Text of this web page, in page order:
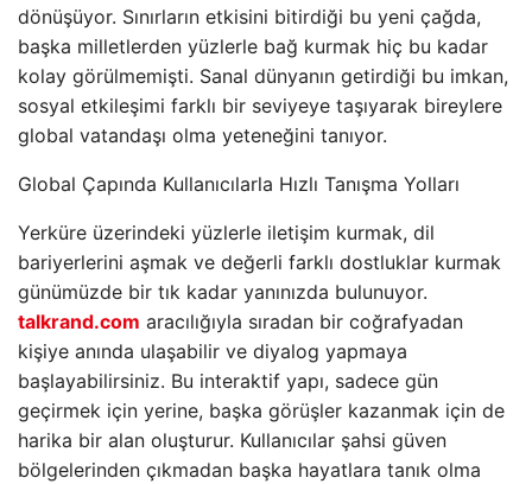
dönüşüyor. Sınırların etkisini bitirdiği bu yeni çağda,
başka milletlerden yüzlerle bağ kurmak hiç bu kadar
kolay görülmemişti. Sanal dünyanın getirdiği bu imkan,
sosyal etkileşimi farklı bir seviyeye taşıyarak bireylere
global vatandaşı olma yeteneğini tanıyor.
Global Çapında Kullanıcılarla Hızlı Tanışma Yolları
Yerküre üzerindeki yüzlerle iletişim kurmak, dil
bariyerlerini aşmak ve değerli farklı dostluklar kurmak
günümüzde bir tık kadar yanınızda bulunuyor.
talkrand.com aracılığıyla sıradan bir coğrafyadan
kişiye anında ulaşabilir ve diyalog yapmaya
başlayabilirsiniz. Bu interaktif yapı, sadece gün
geçirmek için yerine, başka görüşler kazanmak için de
harika bir alan oluşturur. Kullanıcılar şahsi güven
bölgelerinden çıkmadan başka hayatlara tanık olma